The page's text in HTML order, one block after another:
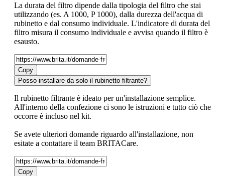
La durata del filtro dipende dalla tipologia del filtro che stai
utilizzando (es. A 1000, P 1000), dalla durezza dell'acqua di
rubinetto e dal consumo individuale. L'indicatore di durata del
filtro misura il consumo individuale e avvisa quando il filtro è
esausto.
Copy
Posso installare da solo il rubinetto filtrante?
Il rubinetto filtrante è ideato per un'installazione semplice.
All'interno della confezione ci sono le istruzioni e tutto ciò che
occorre è incluso nel kit.
Se avete ulteriori domande riguardo all'installazione, non
esitate a contattare il team BRITACare.
Copy